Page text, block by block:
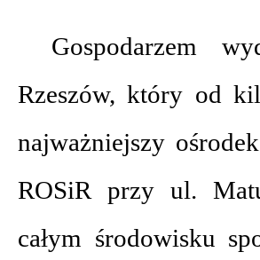
Gospodarzem
Rzeszów, który od
najważniejszy
ROSiR przy ul.
całym środowisku